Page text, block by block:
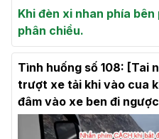
Khi đèn xi nhan phía
phân chiều.
Tình huống số 108: [Tai
trượt xe tải khi vào cua
đâm vào xe ben đi